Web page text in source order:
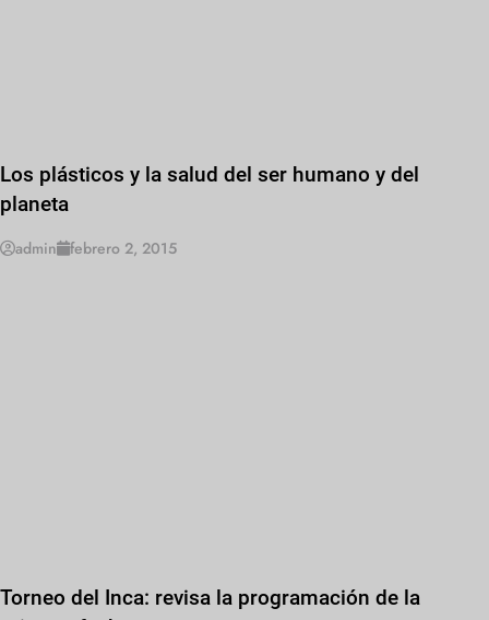
Los plásticos y la salud del ser humano y del
planeta
admin febrero 2, 2015
Torneo del Inca: revisa la programación de la